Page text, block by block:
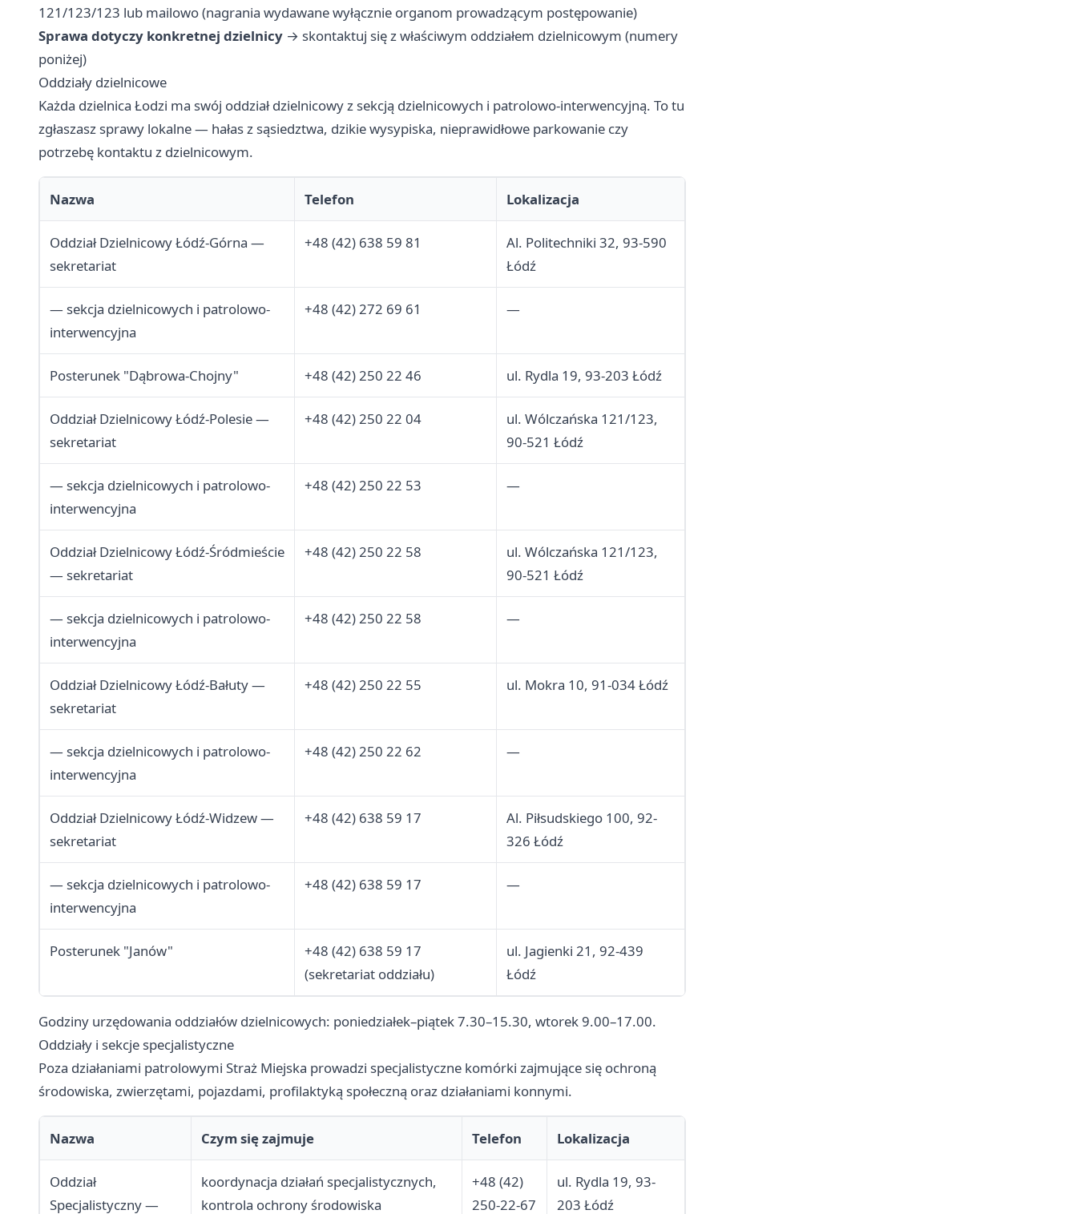
121/123/123 lub mailowo (nagrania wydawane wyłącznie organom prowadzącym postępowanie)
Sprawa dotyczy konkretnej dzielnicy → skontaktuj się z właściwym oddziałem dzielnicowym (numery
poniżej)
Oddziały dzielnicowe
Każda dzielnica Łodzi ma swój oddział dzielnicowy z sekcją dzielnicowych i patrolowo-interwencyjną. To tu
zgłaszasz sprawy lokalne — hałas z sąsiedztwa, dzikie wysypiska, nieprawidłowe parkowanie czy
potrzebę kontaktu z dzielnicowym.
Nazwa Telefon Lokalizacja
Oddział Dzielnicowy Łódź-Górna —
sekretariat
+48 (42) 638 59 81
Al. Politechniki 32, 93-590
Łódź
— sekcja dzielnicowych i patrolowo-
interwencyjna
+48 (42) 272 69 61 —
Posterunek "Dąbrowa-Chojny" +48 (42) 250 22 46 ul. Rydla 19, 93-203 Łódź
Oddział Dzielnicowy Łódź-Polesie —
sekretariat
+48 (42) 250 22 04
ul. Wólczańska 121/123,
90-521 Łódź
— sekcja dzielnicowych i patrolowo-
interwencyjna
+48 (42) 250 22 53 —
Oddział Dzielnicowy Łódź-Śródmieście
— sekretariat
+48 (42) 250 22 58
ul. Wólczańska 121/123,
90-521 Łódź
— sekcja dzielnicowych i patrolowo-
interwencyjna
+48 (42) 250 22 58 —
Oddział Dzielnicowy Łódź-Bałuty —
sekretariat
+48 (42) 250 22 55 ul. Mokra 10, 91-034 Łódź
— sekcja dzielnicowych i patrolowo-
interwencyjna
+48 (42) 250 22 62 —
Oddział Dzielnicowy Łódź-Widzew —
sekretariat
+48 (42) 638 59 17
Al. Piłsudskiego 100, 92-
326 Łódź
— sekcja dzielnicowych i patrolowo-
interwencyjna
+48 (42) 638 59 17 —
Posterunek "Janów"
+48 (42) 638 59 17
(sekretariat oddziału)
ul. Jagienki 21, 92-439
Łódź
Godziny urzędowania oddziałów dzielnicowych: poniedziałek–piątek 7.30–15.30, wtorek 9.00–17.00.
Oddziały i sekcje specjalistyczne
Poza działaniami patrolowymi Straż Miejska prowadzi specjalistyczne komórki zajmujące się ochroną
środowiska, zwierzętami, pojazdami, profilaktyką społeczną oraz działaniami konnymi.
Nazwa Czym się zajmuje Telefon Lokalizacja
Oddział
Specjalistyczny —
koordynacja działań specjalistycznych,
kontrola ochrony środowiska
+48 (42)
250-22-67
ul. Rydla 19, 93-
203 Łódź